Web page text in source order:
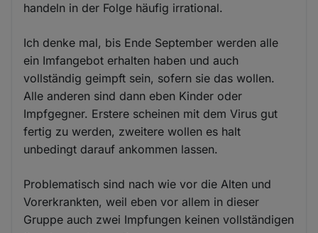
handeln in der Folge häufig irrational.
Ich denke mal, bis Ende September werden alle
ein Imfangebot erhalten haben und auch
vollständig geimpft sein, sofern sie das wollen.
Alle anderen sind dann eben Kinder oder
Impfgegner. Erstere scheinen mit dem Virus gut
fertig zu werden, zweitere wollen es halt
unbedingt darauf ankommen lassen.
Problematisch sind nach wie vor die Alten und
Vorerkrankten, weil eben vor allem in dieser
Gruppe auch zwei Impfungen keinen vollständigen